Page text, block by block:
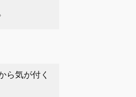
ら気が付く